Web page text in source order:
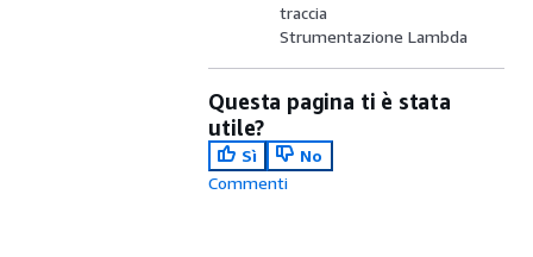
traccia
Strumentazione Lambda
Questa pagina ti è stata
utile?
Sì
No
Commenti